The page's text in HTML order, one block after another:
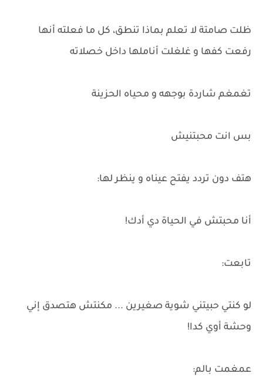
ظلت صامتة لا تعلم بماذا تنطق، كل ما فعلته أنها
رفعت كفها و غلغلت أناملها داخل خصلاته
تغمغم شاردة بوجهه و محياه الحزينة
بس انت محبتنيش
هتف دون تردد يفتح عيناه و ينظر لها:
أنا محبتش في الحياة دي أدك!
تابعت:
لو كنتي حبيتني شوية صغيرين ... مكنتش هتصدق إني
وحشة أوي كدا!
عمغمت بالم: